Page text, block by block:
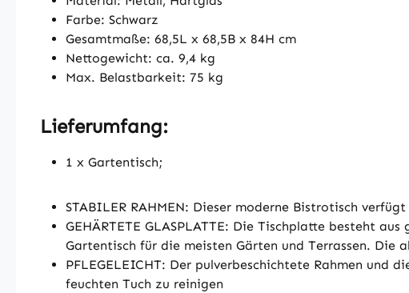
Farbe: Schwarz
Gesamtmaße: 68,5L x 68,5B x 84H cm
Nettogewicht: ca. 9,4 kg
Max. Belastbarkeit: 75 kg
Lieferumfang:
1 x Gartentisch;
STABILER RAHMEN: Dieser moderne Bistrotisch
GEHÄRTETE GLASPLATTE: Die Tischplatte besteht
Gartentisch für die meisten Gärten und Terrassen. Die
PFLEGELEICHT: Der pulverbeschichtete Rahmen und
feuchten Tuch zu reinigen